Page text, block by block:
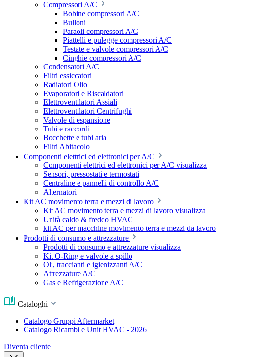
Compressori A/C
Bobine compressori A/C
Bulloni
Paraoli compressori A/C
Piattelli e pulegge compressori A/C
Testate e valvole compressori A/C
Cinghie compressori A/C
Condensatori A/C
Filtri essiccatori
Radiatori Olio
Evaporatori e Riscaldatori
Elettroventilatori Assiali
Elettroventilatori Centrifughi
Valvole di espansione
Tubi e raccordi
Bocchette e tubi aria
Filtri Abitacolo
Componenti elettrici ed elettronici per A/C
Componenti elettrici ed elettronici per A/C visualizza
Sensori, pressostati e termostati
Centraline e pannelli di controllo A/C
Alternatori
Kit AC movimento terra e mezzi di lavoro
Kit AC movimento terra e mezzi di lavoro visualizza
Unità caldo & freddo HVAC
kit AC per macchine movimento terra e mezzi da lavoro
Prodotti di consumo e attrezzature
Prodotti di consumo e attrezzature visualizza
Kit O-Ring e valvole a spillo
Oli, traccianti e igienizzanti A/C
Attrezzature A/C
Gas e Refrigerazione A/C
Cataloghi
Catalogo Gruppi Aftermarket
Catalogo Ricambi e Unit HVAC - 2026
Diventa cliente